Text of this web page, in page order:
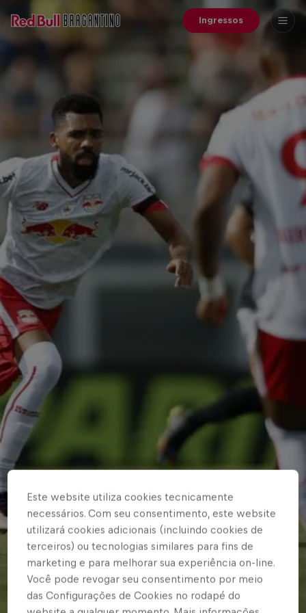
Ingressos
Este website utiliza cookies tecnicamente
necessários. Com seu consentimento, este website
utilizará cookies adicionais (incluindo cookies de
terceiros) ou tecnologias similares para fins de
marketing e para melhorar sua experiência on-line.
Você pode revogar seu consentimento por meio
das Configurações de Cookies no rodapé do